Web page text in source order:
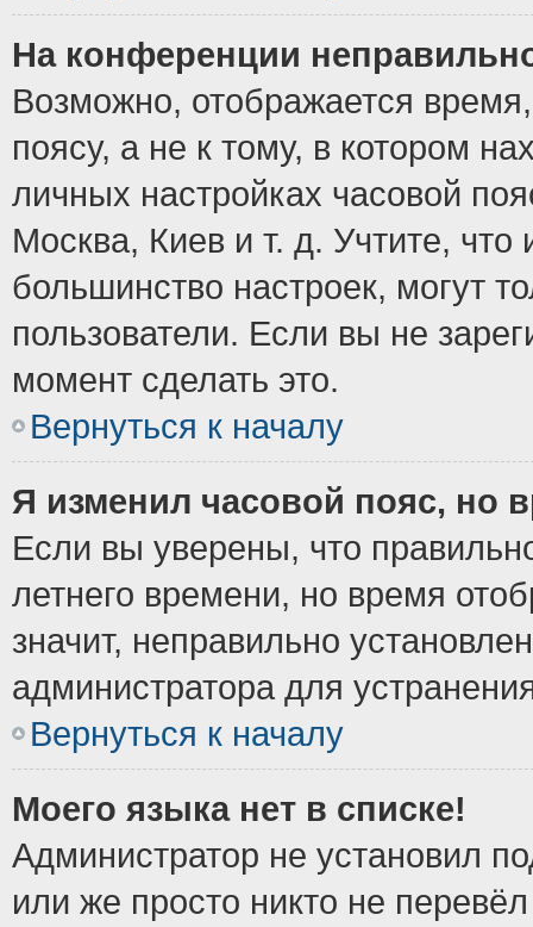
На конференции
Возможно, отображается
поясу, а не к тому, в котором
личных настройках часовой
Москва, Киев и т. д. Учтите, что
большинство настроек, могут
пользователи. Если вы не
момент сделать это.
Вернуться к началу
Я изменил часовой пояс, но
Если вы уверены, что
летнего времени, но время
значит, неправильно
администратора для
Вернуться к началу
Моего языка нет в списке!
Администратор не установил
или же просто никто не